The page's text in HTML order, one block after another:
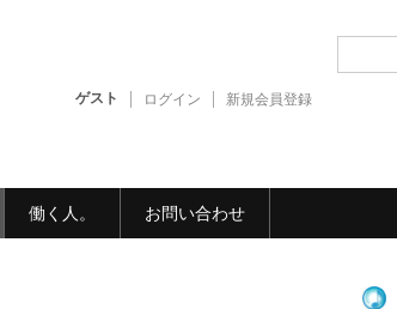
ゲスト ログイン 新規会員登録
働く人。 お問い合わせ